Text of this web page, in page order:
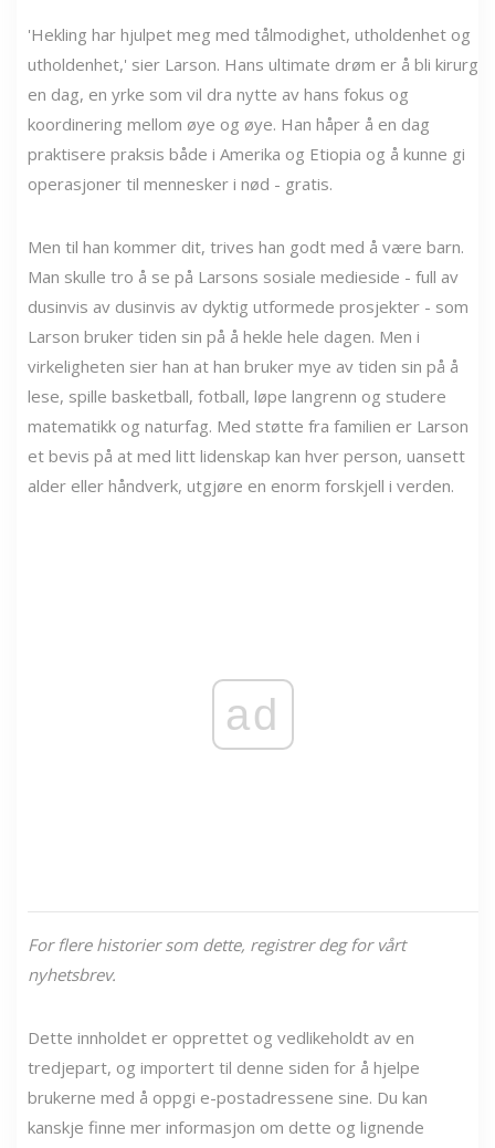
'Hekling har hjulpet meg med tålmodighet, utholdenhet og
utholdenhet,' sier Larson. Hans ultimate drøm er å bli kirurg
en dag, en yrke som vil dra nytte av hans fokus og
koordinering mellom øye og øye. Han håper å en dag
praktisere praksis både i Amerika og Etiopia og å kunne gi
operasjoner til mennesker i nød - gratis.
Men til han kommer dit, trives han godt med å være barn.
Man skulle tro å se på Larsons sosiale medieside - full av
dusinvis av dusinvis av dyktig utformede prosjekter - som
Larson bruker tiden sin på å hekle hele dagen. Men i
virkeligheten sier han at han bruker mye av tiden sin på å
lese, spille basketball, fotball, løpe langrenn og studere
matematikk og naturfag. Med støtte fra familien er Larson
et bevis på at med litt lidenskap kan hver person, uansett
alder eller håndverk, utgjøre en enorm forskjell i verden.
ad
For flere historier som dette, registrer deg for vårt
nyhetsbrev.
Dette innholdet er opprettet og vedlikeholdt av en
tredjepart, og importert til denne siden for å hjelpe
brukerne med å oppgi e-postadressene sine. Du kan
kanskje finne mer informasjon om dette og lignende